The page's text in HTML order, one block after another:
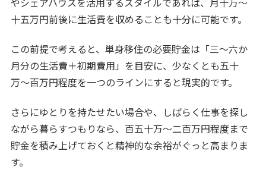
十五万円前後に生活費を収めることも十分に可能です。
この前提で考えると、単身移住の必要貯金は「三〜六か
月分の生活費＋初期費用」を目安に、少なくとも五十
万〜百万円程度を一つのラインにすると現実的です。
さらにゆとりを持たせたい場合や、しばらく仕事を探し
ながら暮らすつもりなら、百五十万〜二百万円程度まで
貯金を積み上げておくと精神的な余裕がぐっと高まりま
す。